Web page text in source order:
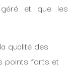
et que les
qualité des
points forts et